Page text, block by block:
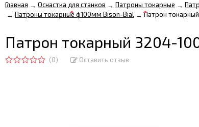
Главная → Оснастка для станков → Патроны токарные →
→ Патроны токарные ф100мм Bison-Bial → Патрон
Патрон токарный 3204-
(0) Оставить отзыв